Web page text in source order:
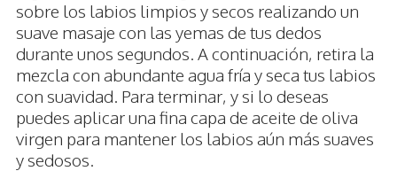
sobre los labios limpios y secos realizando un
suave masaje con las yemas de tus dedos
durante unos segundos. A continuación, retira la
mezcla con abundante agua fría y seca tus labios
con suavidad. Para terminar, y si lo deseas
puedes aplicar una fina capa de aceite de oliva
virgen para mantener los labios aún más suaves
y sedosos.